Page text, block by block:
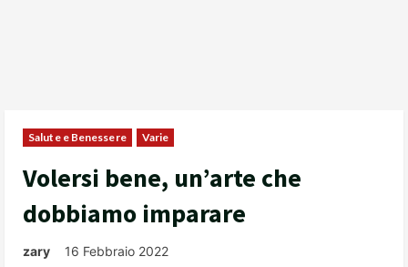
Salute e Benessere Varie
Volersi bene, un’arte che
dobbiamo imparare
zary 16 Febbraio 2022